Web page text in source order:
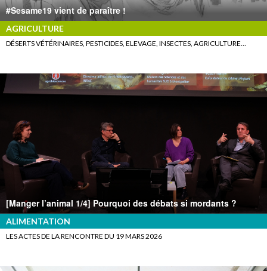
#Sesame19 vient de paraître !
AGRICULTURE
DÉSERTS VÉTÉRINAIRES, PESTICIDES, ELEVAGE, INSECTES, AGRICULTURE…
[Manger l’animal 1/4] Pourquoi des débats si mordants ?
ALIMENTATION
LES ACTES DE LA RENCONTRE DU 19 MARS 2026